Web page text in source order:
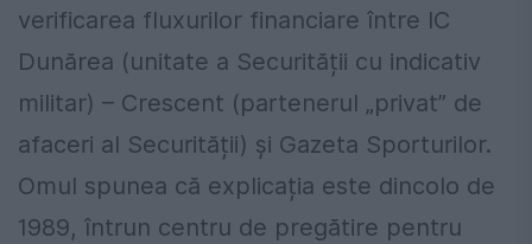
verificarea fluxurilor financiare între IC
Dunărea (unitate a Securității cu indicativ
militar) – Crescent (partenerul „privat” de
afaceri al Securității) și Gazeta Sporturilor.
Omul spunea că explicația este dincolo de
1989, întrun centru de pregătire pentru